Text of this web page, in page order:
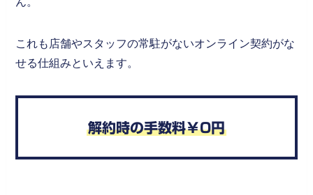
これも店舗やスタッフの常駐がないオンライン契約がな
せる仕組みといえます。
解約時の手数料￥0円